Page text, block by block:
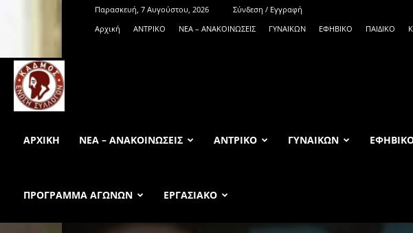
Παρασκευή, 7 Αυγούστου, 2026
Σύνδεση / Εγγραφή
Αρχική
ΑΝTΡΙΚΟ ΝΕΑ – ΑΝΑΚΟΙΝΩΣΕΙΣ ΓΥΝΑΙΚΩΝ ΕΦΗΒΙΚΟ ΠΑΙΔΙΚΟ
ΑΡΧΙΚΉ ΝΕΑ – ΑΝΑΚΟΙΝΩΣΕΙΣ ΑΝTΡΙΚΟ ΓΥΝΑΙΚΩΝ
ΠΡΟΓΡΑΜΜΑ ΑΓΩΝΩΝ ΕΡΓΑΣΙΑΚΟ